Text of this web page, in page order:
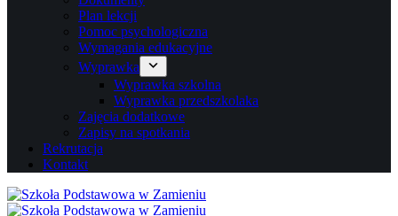
Plan lekcji
Pomoc psychologiczna
Wymagania edukacyjne
Wyprawka
Wyprawka szkolna
Wyprawka przedszkolaka
Zajęcia dodatkowe
Zapisy na spotkania
Rekrutacja
Kontakt